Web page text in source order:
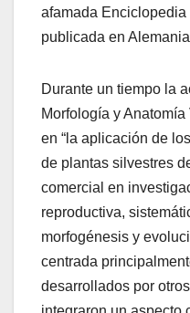
afamada Enciclopedia
publicada en
Durante un tiempo la
Morfología y
en “la aplicación de
de plantas silvestres
comercial en
reproductiva,
morfogénesis y
centrada
desarrollados por